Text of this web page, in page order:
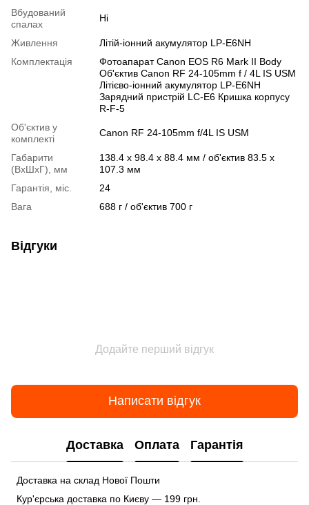
Вбудований
спалах
Ні
Живлення
Літій-іонний акумулятор LP-E6NH
Комплектація
Фотоапарат Canon EOS R6 Mark II Body
Об'єктив Canon RF 24-105mm f / 4L IS USM
Літієво-іонний акумулятор LP-E6NH
Зарядний пристрій LC-E6 Кришка корпусу
R-F-5
Об'єктив у
комплекті
Canon RF 24-105mm f/4L IS USM
Габарити
(ВхШхГ), мм
138.4 x 98.4 x 88.4 мм / об'єктив 83.5 x
107.3 мм
Гарантія, міс.
24
Вага
688 г / об'єктив 700 г
Відгуки
Додайте перший відгук
Написати відгук
Доставка Оплата Гарантія
Доставка на склад Нової Пошти
Кур'єрська доставка по Києву — 199 грн.